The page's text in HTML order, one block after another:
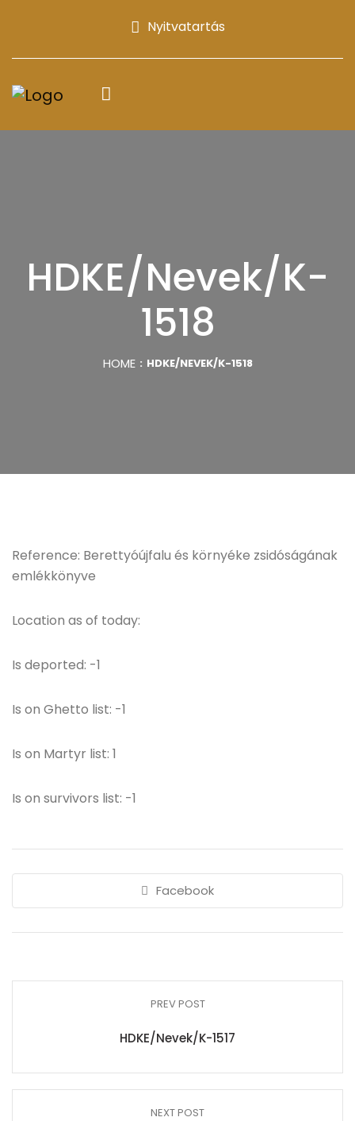
Nyitvatartás
HDKE/Nevek/K-
1518
HOME HDKE/NEVEK/K-1518
Reference: Berettyóújfalu és környéke zsidóságának
emlékkönyve
Location as of today:
Is deported: -1
Is on Ghetto list: -1
Is on Martyr list: 1
Is on survivors list: -1
Facebook
PREV POST
HDKE/Nevek/K-1517
NEXT POST